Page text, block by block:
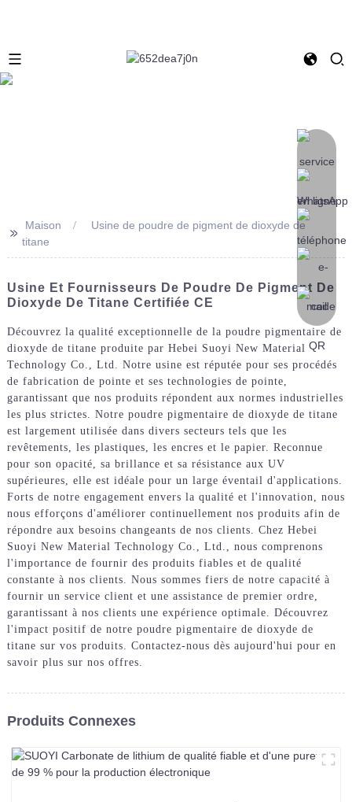
>>
Maison
Usine de poudre de pigment de dioxyde de
titane
Usine Et Fournisseurs De Poudre De Pigment De
Dioxyde De Titane Certifiée CE
Découvrez la qualité exceptionnelle de la poudre pigmentaire de
dioxyde de titane produite par Hebei Suoyi New Material
Technology Co., Ltd. Notre usine est réputée pour ses procédés
de fabrication de pointe et ses technologies de pointe,
garantissant que nos produits répondent aux normes industrielles
les plus strictes. Notre poudre pigmentaire de dioxyde de titane
est largement utilisée dans divers secteurs tels que les
revêtements, les plastiques, les encres et le papier. Reconnue
pour son opacité, sa brillance et sa résistance aux UV
supérieures, elle est idéale pour un large éventail d'applications.
Forts de notre engagement envers la qualité et l'innovation, nous
nous efforçons d'améliorer continuellement nos produits afin de
répondre aux besoins changeants de nos clients. Chez Hebei
Suoyi New Material Technology Co., Ltd., nous comprenons
l'importance de fournir des produits fiables et de qualité
constante à nos clients. Nous sommes fiers de notre capacité à
fournir un service client et une assistance de premier ordre,
garantissant à nos clients une expérience optimale. Découvrez
l'impact positif de notre poudre pigmentaire de dioxyde de
titane sur vos produits. Contactez-nous dès aujourd'hui pour en
savoir plus sur nos offres.
Produits Connexes